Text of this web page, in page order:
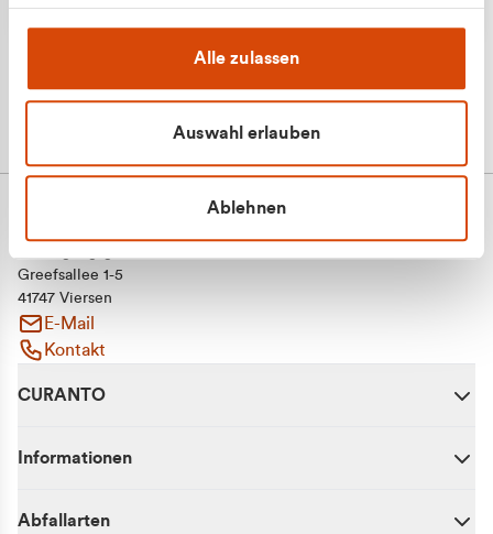
Alle zulassen
Auswahl erlauben
Ablehnen
Greefsallee 1-5
41747 Viersen
E-Mail
Kontakt
CURANTO
Informationen
Abfallarten